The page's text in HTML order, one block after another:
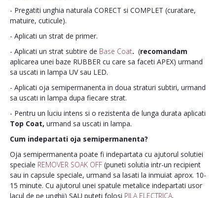
- Pregatiti unghia naturala CORECT si COMPLET (curatare,
matuire, cuticule).
- Aplicati un strat de primer.
- Aplicati un strat subtire de Base Coat. (recomandam
aplicarea unei baze RUBBER cu care sa faceti APEX) urmand
sa uscati in lampa UV sau LED.
- Aplicati oja semipermanenta in doua straturi subtiri, urmand
sa uscati in lampa dupa fiecare strat.
- Pentru un luciu intens si o rezistenta de lunga durata aplicati
Top Coat, urmand sa uscati in lampa.
Cum indepartati oja semipermanenta?
Oja semipermanenta poate fi indepartata cu ajutorul solutiei
speciale REMOVER SOAK OFF (puneti solutia intr-un recipient
sau in capsule speciale, urmand sa lasati la inmuiat aprox. 10-
15 minute. Cu ajutorul unei spatule metalice indepartati usor
lacul de pe unghii) SAU puteti folosi PILA ELECTRICA.